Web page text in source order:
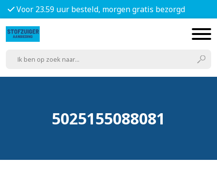
Voor 23.59 uur besteld, morgen gratis bezorgd
5025155088081